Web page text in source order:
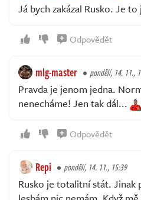
Já bych zakázal Rusko. Je
Odpovědět
mlg-master pondělí, 14. 11.,
Pravda je jenom jedna.
nenecháme! Jen tak dál...
Odpovědět
Repi pondělí, 14. 11., 15:39
Rusko je totalitní stát.